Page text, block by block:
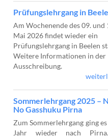
Prüfungslehrgang in
Am Wochenende des 09. und
Mai 2026 findet wieder ein
Prüfungslehrgang in Beelen
Weitere Informationen in der
Ausschreibung.
Sommerlehrgang 2025 –
No Gasshuku Pirna
Zum Sommerlehrgang ging
Jahr wieder nach